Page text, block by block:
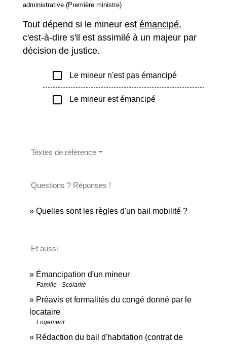
administrative (Première ministre)
Tout dépend si le mineur est émancipé,
c'est-à-dire s'il est assimilé à un majeur par
décision de justice.
check_box_outline_blank Le mineur n'est pas émancipé
check_box_outline_blank Le mineur est émancipé
Textes de référence
Questions ? Réponses !
Quelles sont les règles d'un bail mobilité ?
Et aussi
Émancipation d'un mineur
Famille - Scolarité
Préavis et formalités du congé donné par le
locataire
Logement
Rédaction du bail d'habitation (contrat de